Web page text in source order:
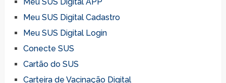
Meu SUS Digital APP
Meu SUS Digital Cadastro
Meu SUS Digital Login
Conecte SUS
Cartão do SUS
Carteira de Vacinação Digital